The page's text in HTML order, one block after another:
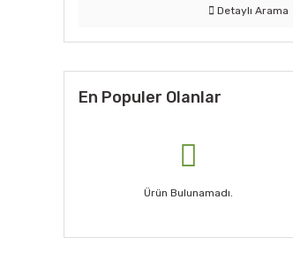
Detaylı Arama
En Populer Olanlar
Ürün Bulunamadı.